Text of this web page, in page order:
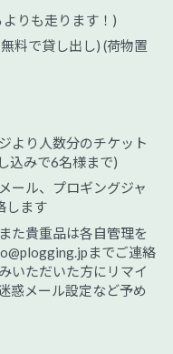
りも走ります！)
料で貸し出し) (荷物置
より人数分のチケット
込みで6名様まで)
ール、プロギングジャ
します
た貴重品は各自管理を
までご連絡
いただいた方にリマイ
惑メール設定など予め